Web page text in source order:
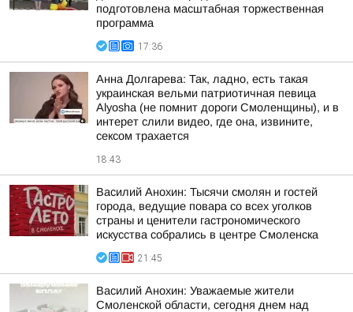
подготовлена масштабная торжественная
программа
17:36
Анна Долгарева: Так, ладно, есть такая
украинская вельми патриотичная певица
Alyosha (не помнит дороги Смоленщины), и в
интерет слили видео, где она, извините,
сексом трахается
18:43
Василий Анохин: Тысячи смолян и гостей
города, ведущие повара со всех уголков
страны и ценители гастрономического
искусства собрались в центре Смоленска
21:45
Василий Анохин: Уважаемые жители
Смоленской области, сегодня днем над